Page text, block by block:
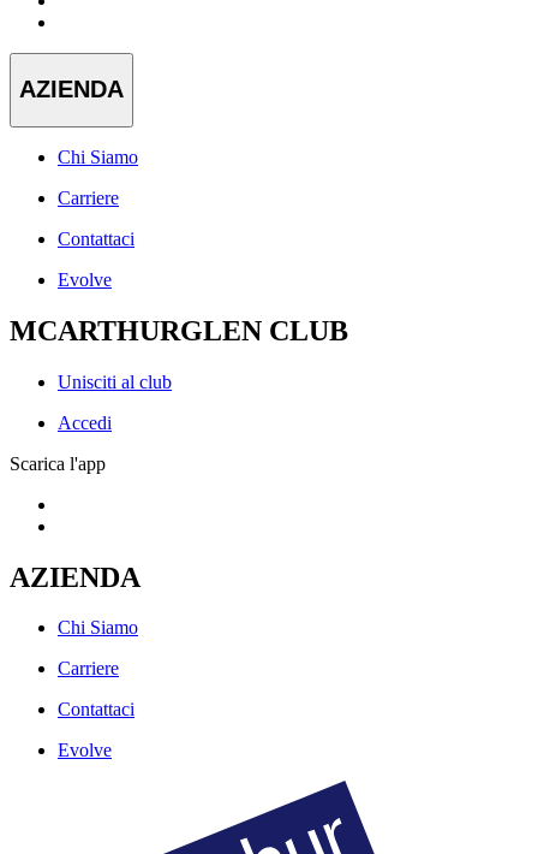
AZIENDA
Chi Siamo
Carriere
Contattaci
Evolve
MCARTHURGLEN CLUB
Unisciti al club
Accedi
Scarica l'app
AZIENDA
Chi Siamo
Carriere
Contattaci
Evolve